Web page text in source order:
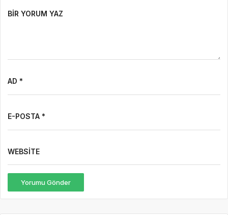
BIR YORUM YAZ
AD *
E-POSTA *
WEBSITE
Yorumu Gönder